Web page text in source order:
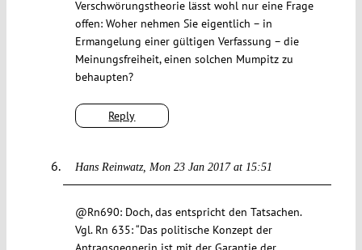
Reply
Verschwörungstheorie lässt wohl nur eine Frage
offen: Woher nehmen Sie eigentlich – in
Ermangelung einer gültigen Verfassung – die
Meinungsfreiheit, einen solchen Mumpitz zu
behaupten?
Hans Reinwatz Mon 23 Jan 2017 at 15:51
@Rn690: Doch, das entspricht den Tatsachen.
Vgl. Rn 635: “Das politische Konzept der